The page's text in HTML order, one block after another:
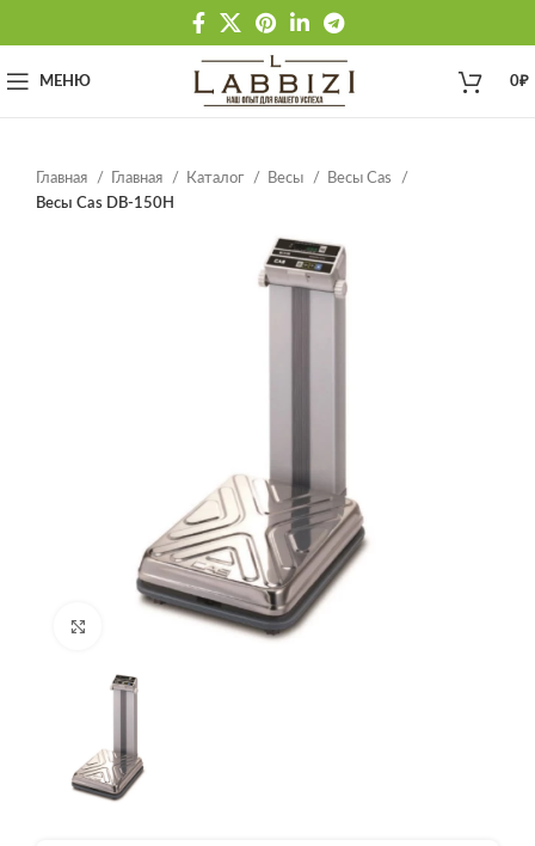
МЕНЮ 0₽
Главная Главная Каталог Весы
Весы Cas
Весы Cas DB-150H
Нажмите, чтобы увеличить